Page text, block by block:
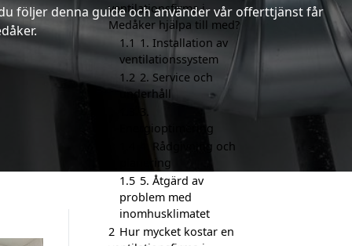
följer denna guide och använder vår offerttjänst får
ventilationsfirma i
Medåker hjälpa till med?
1.1 1. Installation av
ventilationssystem
1.2 2. Service och
underhåll
Energioptimering
4. Rådgivning och
planering
1.5 5. Åtgärd av
problem med
inomhusklimatet
2 Hur mycket kostar en